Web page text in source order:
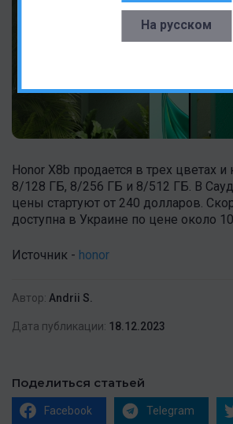
На русском
Honor X8b продается в трех цветах
8/128 ГБ, 8/256 ГБ и 8/512 ГБ. В
цены стартуют от 240 долларов.
доступна в Украине по цене около
Источник - honor
Автор: Andrii S.
Дата публикации: 18.12.2023
Поделиться статьей
Facebook Telegram